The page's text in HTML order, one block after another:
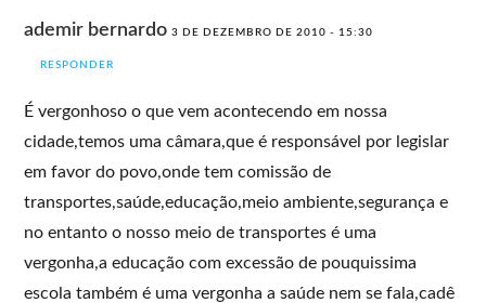
ademir bernardo 3 DE DEZEMBRO DE 2010 - 15:30
RESPONDER
É vergonhoso o que vem acontecendo em nossa
cidade,temos uma câmara,que é responsável por legislar
em favor do povo,onde tem comissão de
transportes,saúde,educação,meio ambiente,segurança e
no entanto o nosso meio de transportes é uma
vergonha,a educação com excessão de pouquissima
escola também é uma vergonha a saúde nem se fala,cadê